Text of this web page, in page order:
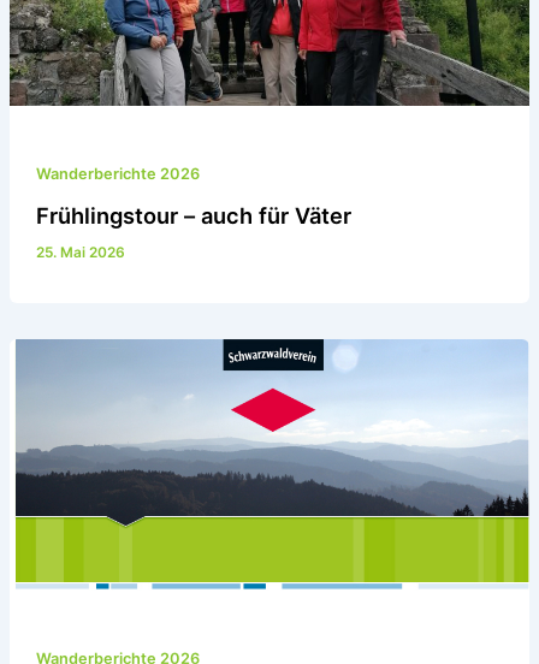
Wanderberichte 2026
Frühlingstour – auch für Väter
25. Mai 2026
Wanderberichte 2026